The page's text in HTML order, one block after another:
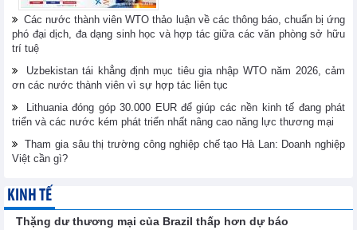
Các nước thành viên WTO thảo luận về các thông báo, chuẩn bị ứng
phó đại dịch, đa dạng sinh học và hợp tác giữa các văn phòng sở hữu
trí tuệ
Uzbekistan tái khẳng định mục tiêu gia nhập WTO năm 2026, cảm
ơn các nước thành viên vì sự hợp tác liên tục
Lithuania đóng góp 30.000 EUR để giúp các nền kinh tế đang phát
triển và các nước kém phát triển nhất nâng cao năng lực thương mại
Tham gia sâu thị trường công nghiệp chế tạo Hà Lan: Doanh nghiệp
Việt cần gì?
KINH TẾ
Thặng dư thương mại của Brazil thấp hơn dự báo